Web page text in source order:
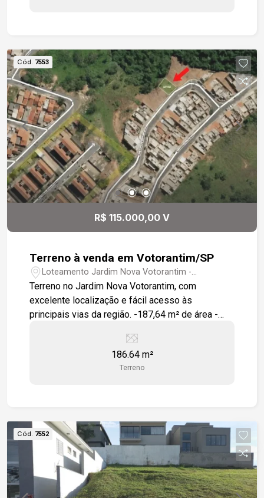
Portão automático Um imóvel ideal para quem
busca conforto, funcionalidade e uma excelente
localização.
Cód. 7553
R$ 115.000,00 V
Terreno à venda em Votorantim/SP
Loteamento Jardim Nova Votorantim -
Votorantim/SP
Terreno no Jardim Nova Votorantim, com
excelente localização e fácil acesso às
principais vias da região. -187,64 m² de área -
Avenida Pedro Augusto Rangel -Fácil acesso à
Estrada José Celeste Excelente oportunidade
para construir. -Acesso a Estrada José Celeste
186.64 m²
Terreno
Cód. 7552